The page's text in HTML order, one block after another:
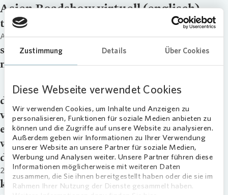
Zustimmung Details Über Cookies
Diese Webseite verwendet Cookies
Wir verwenden Cookies, um Inhalte und Anzeigen zu
personalisieren, Funktionen für soziale Medien anbieten zu
können und die Zugriffe auf unsere Website zu analysieren.
Außerdem geben wir Informationen zu Ihrer Verwendung
unserer Website an unsere Partner für soziale Medien,
Werbung und Analysen weiter. Unsere Partner führen diese
Informationen möglicherweise mit weiteren Daten
zusammen, die Sie ihnen bereitgestellt haben oder die sie im
Rahmen Ihrer Nutzung der Dienste gesammelt haben.
Asien Roadshow virtuell (englisch)
title
Asien Roadshow virtuell (englisch)
signup
master_download
downloads
video
external_link
webcast
date
20.10.23
kategorie